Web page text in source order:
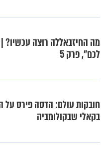
מה החיזבאללה רוצה עכשיו?
לכם", פרק 5
חובקות עולם: הדסה פירס על
בקאלי שבקולומביה